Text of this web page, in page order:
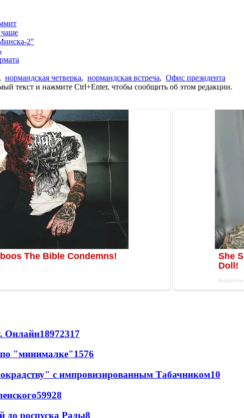
2"
, нормандская четверка, нормандская встреча, Офис президента
текст и нажмите Ctrl+Enter, чтобы сообщить об этом редакции.
Онлайн18972317
по "минималке"1576
с импровизированным Табачником10
59928
до роспуска Рады8